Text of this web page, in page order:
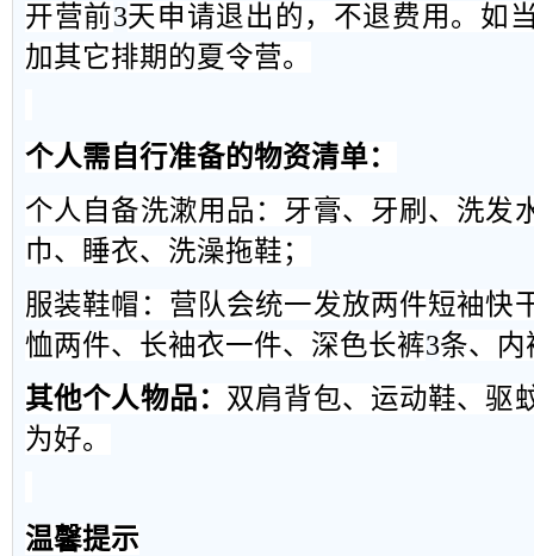
开营前3天申请退出的， 不退费用。 如
加其它排期的夏令营。
个人需自行准备的物资清单：
个人自备洗漱用品：牙膏、牙刷、洗发
巾、睡衣、洗澡拖鞋；
服装鞋帽：营队会统一发放两件短袖快
恤两件、长袖衣一件、深色长裤3条、 内
其他个人物品： 双肩背包、运动鞋、驱
为好。
温馨提示